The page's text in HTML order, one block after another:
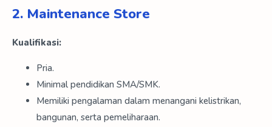
2. Maintenance Store
Kualifikasi:
Pria.
Minimal pendidikan SMA/SMK.
Memiliki pengalaman dalam menangani kelistrikan,
bangunan, serta pemeliharaan.